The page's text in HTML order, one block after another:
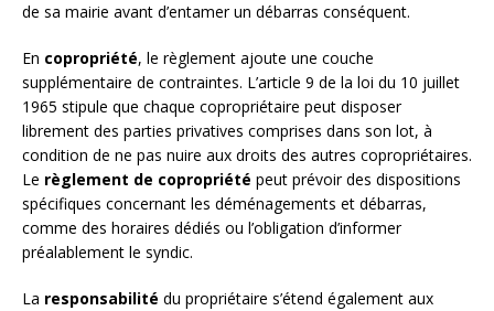
de sa mairie avant d’entamer un débarras conséquent.
En copropriété, le règlement ajoute une couche
supplémentaire de contraintes. L’article 9 de la loi du 10 juillet
1965 stipule que chaque copropriétaire peut disposer
librement des parties privatives comprises dans son lot, à
condition de ne pas nuire aux droits des autres copropriétaires.
Le règlement de copropriété peut prévoir des dispositions
spécifiques concernant les déménagements et débarras,
comme des horaires dédiés ou l’obligation d’informer
préalablement le syndic.
La responsabilité du propriétaire s’étend également aux